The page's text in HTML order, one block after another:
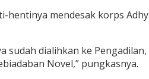
hentinya mendesak korps
sudah dialihkan ke
Novel,” pungkasnya.